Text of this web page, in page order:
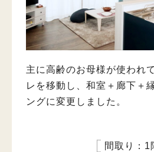
主に高齢のお母様が使われ
レを移動し、和室＋廊下＋
ングに変更しました。
間取り：1